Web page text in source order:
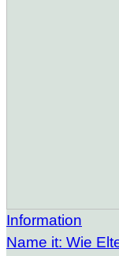
Information
Name it: Wie